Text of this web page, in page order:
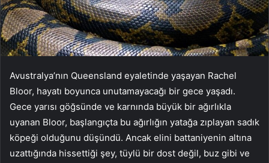
Avustralya’nın Queensland eyaletinde yaşayan Rachel
Bloor, hayatı boyunca unutamayacağı bir gece yaşadı.
Gece yarısı göğsünde ve karnında büyük bir ağırlıkla
uyanan Bloor, başlangıçta bu ağırlığın yatağa zıplayan sadık
köpeği olduğunu düşündü. Ancak elini battaniyenin altına
uzattığında hissettiği şey, tüylü bir dost değil, buz gibi ve